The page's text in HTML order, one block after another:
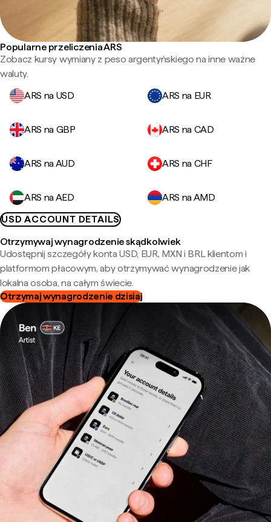
Popularne przeliczenia ARS
Zobacz kursy wymiany z peso argentyńskiego na inne ważne
waluty.
ARS na USD
ARS na EUR
ARS na GBP ARS na CAD
ARS na AUD ARS na CHF
ARS na AED
ARS na AMD
USD ACCOUNT DETAILS
Otrzymywaj wynagrodzenie skądkolwiek
Udostępnij szczegóły konta USD, EUR, MXN i BRL klientom i
platformom płacowym, aby otrzymywać wynagrodzenie jak
lokalna osoba, na całym świecie.
Otrzymaj wynagrodzenie dzisiaj